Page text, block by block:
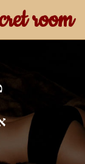
room